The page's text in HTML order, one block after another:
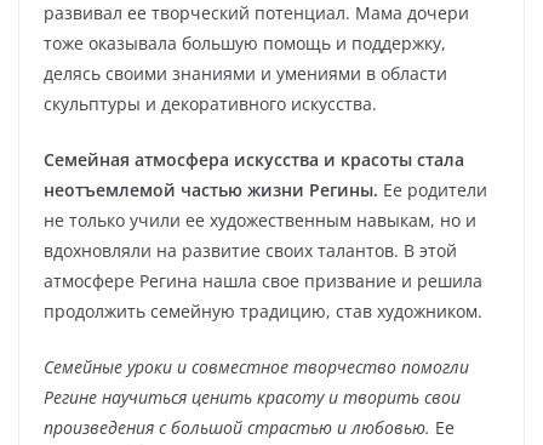
развивал ее творческий потенциал. Мама дочери
тоже оказывала большую помощь и поддержку,
делясь своими знаниями и умениями в области
скульптуры и декоративного искусства.
Семейная атмосфера искусства и красоты стала
неотъемлемой частью жизни Регины. Ее родители
не только учили ее художественным навыкам, но и
вдохновляли на развитие своих талантов. В этой
атмосфере Регина нашла свое призвание и решила
продолжить семейную традицию, став художником.
Семейные уроки и совместное творчество помогли
Регине научиться ценить красоту и творить свои
произведения с большой страстью и любовью. Ее